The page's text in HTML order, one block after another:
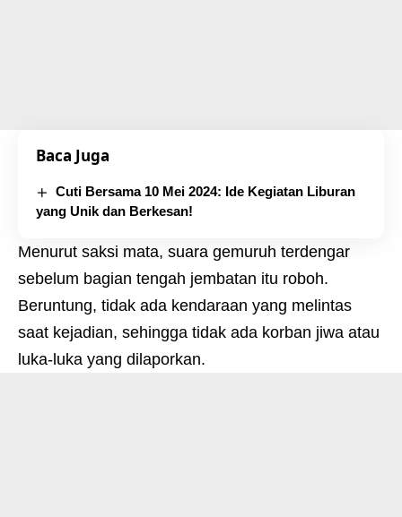
Baca Juga
Cuti Bersama 10 Mei 2024: Ide Kegiatan Liburan
yang Unik dan Berkesan!
Menurut saksi mata, suara gemuruh terdengar
sebelum bagian tengah jembatan itu roboh.
Beruntung, tidak ada kendaraan yang melintas
saat kejadian, sehingga tidak ada korban jiwa atau
luka-luka yang dilaporkan.